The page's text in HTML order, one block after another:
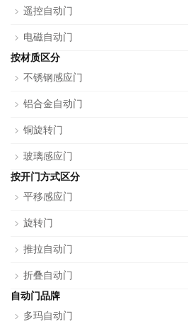
遥控自动门
电磁自动门
按材质区分
不锈钢感应门
铝合金自动门
铜旋转门
玻璃感应门
按开门方式区分
平移感应门
旋转门
推拉自动门
折叠自动门
自动门品牌
多玛自动门